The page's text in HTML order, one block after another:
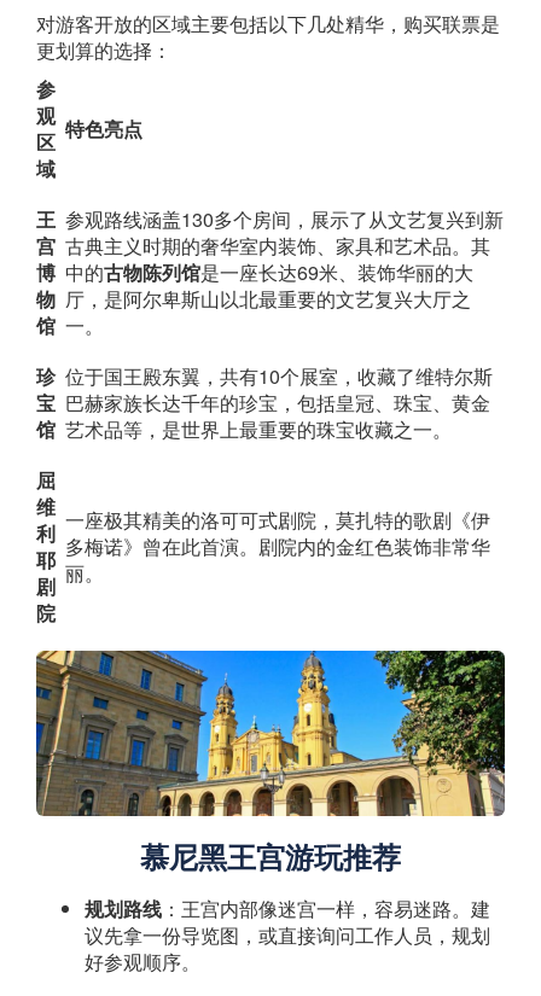
对游客开放的区域主要包括以下几处精华，购买联票是
更划算的选择：
参
观
区
域
特色亮点
王
宫
博
物
馆
参观路线涵盖130多个房间，展示了从文艺复兴到新
古典主义时期的奢华室内装饰、家具和艺术品。其
中的古物陈列馆是一座长达69米、装饰华丽的大
厅，是阿尔卑斯山以北最重要的文艺复兴大厅之
一。
珍
宝
馆
位于国王殿东翼，共有10个展室，收藏了维特尔斯
巴赫家族长达千年的珍宝，包括皇冠、珠宝、黄金
艺术品等，是世界上最重要的珠宝收藏之一。
屈
维
利
耶
剧
院
一座极其精美的洛可可式剧院，莫扎特的歌剧《伊
多梅诺》曾在此首演。剧院内的金红色装饰非常华
丽。
慕尼黑王宫游玩推荐
规划路线 ：王宫内部像迷宫一样，容易迷路。建
议先拿一份导览图，或直接询问工作人员，规划
好参观顺序。